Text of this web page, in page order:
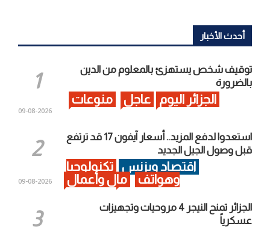
أحدث الأخبار
توقيف شخص يستهزئ بالمعلوم من الدين
بالضرورة
الجزائر اليوم عاجل منوعات
2026-08-09
استعدوا لدفع المزيد.. أسعار آيفون 17 قد ترتفع
قبل وصول الجيل الجديد
اقتصاد وبزنس
تكنولوجيا
وهواتف
مال وأعمال 2026-08-09
الجزائر تمنح النيجر 4 مروحيات وتجهيزات
عسكرياً